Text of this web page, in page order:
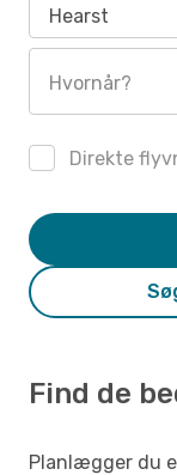
Hearst
Hvornår?
Direkte
Find de
Planlægger du